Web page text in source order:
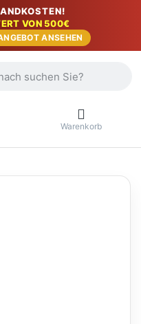
VON 500€
ANSEHEN
Warenkorb